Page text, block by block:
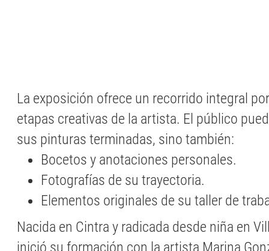
La exposición ofrece un recorrido integral
etapas creativas de la artista. El público
sus pinturas terminadas, sino también:
Bocetos y anotaciones personales.
Fotografías de su trayectoria.
Elementos originales de su taller de
Nacida en Cintra y radicada desde niña en
inició su formación con la artista Marina